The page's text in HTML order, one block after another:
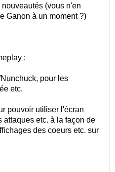
(vous n'en
Ganon à un moment ?)
:
pour les
etc.
pouvoir utiliser l'écran
attaques etc. à la façon de
des coeurs etc. sur